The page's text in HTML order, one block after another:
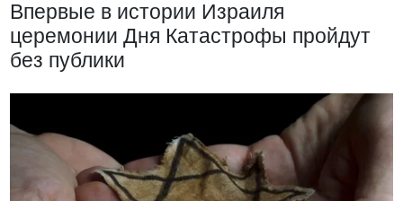
Впервые в истории Израиля
церемонии Дня Катастрофы пройдут
без публики